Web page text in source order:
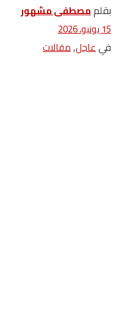
بقلممصطفى مشهور
15 يونيو، 2026
فيعاجل,مقالات